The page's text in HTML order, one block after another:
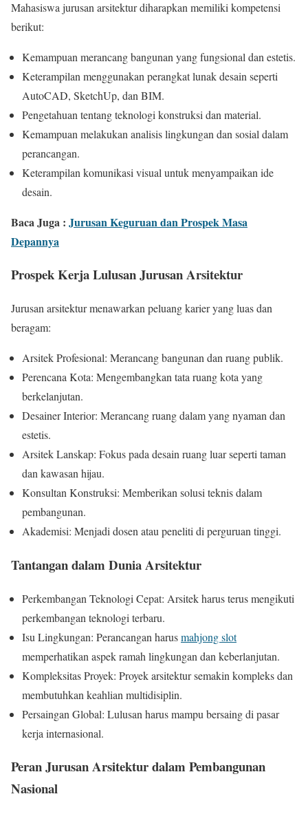
Mahasiswa jurusan arsitektur diharapkan memiliki kompetensi
berikut:
Kemampuan merancang bangunan yang fungsional dan estetis.
Keterampilan menggunakan perangkat lunak desain seperti
AutoCAD, SketchUp, dan BIM.
Pengetahuan tentang teknologi konstruksi dan material.
Kemampuan melakukan analisis lingkungan dan sosial dalam
perancangan.
Keterampilan komunikasi visual untuk menyampaikan ide
desain.
Baca Juga : Jurusan Keguruan dan Prospek Masa
Depannya
Prospek Kerja Lulusan Jurusan Arsitektur
Jurusan arsitektur menawarkan peluang karier yang luas dan
beragam:
Arsitek Profesional: Merancang bangunan dan ruang publik.
Perencana Kota: Mengembangkan tata ruang kota yang
berkelanjutan.
Desainer Interior: Merancang ruang dalam yang nyaman dan
estetis.
Arsitek Lanskap: Fokus pada desain ruang luar seperti taman
dan kawasan hijau.
Konsultan Konstruksi: Memberikan solusi teknis dalam
pembangunan.
Akademisi: Menjadi dosen atau peneliti di perguruan tinggi.
Tantangan dalam Dunia Arsitektur
Perkembangan Teknologi Cepat: Arsitek harus terus mengikuti
perkembangan teknologi terbaru.
Isu Lingkungan: Perancangan harusmahjong slot
memperhatikan aspek ramah lingkungan dan keberlanjutan.
Kompleksitas Proyek: Proyek arsitektur semakin kompleks dan
membutuhkan keahlian multidisiplin.
Persaingan Global: Lulusan harus mampu bersaing di pasar
kerja internasional.
Peran Jurusan Arsitektur dalam Pembangunan
Nasional